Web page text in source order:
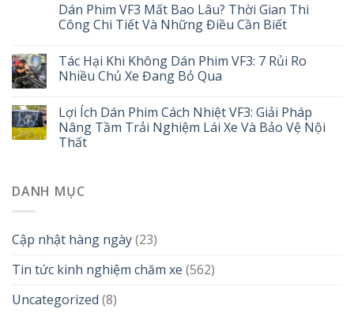
Dán Phim VF3 Mất Bao Lâu? Thời Gian Thi
Công Chi Tiết Và Những Điều Cần Biết
Tác Hại Khi Không Dán Phim VF3: 7 Rủi Ro
Nhiều Chủ Xe Đang Bỏ Qua
Lợi Ích Dán Phim Cách Nhiệt VF3: Giải Pháp
Nâng Tầm Trải Nghiệm Lái Xe Và Bảo Vệ Nội
Thất
DANH MỤC
Cập nhật hàng ngày(23)
Tin tức kinh nghiệm chăm xe (562)
Uncategorized (8)